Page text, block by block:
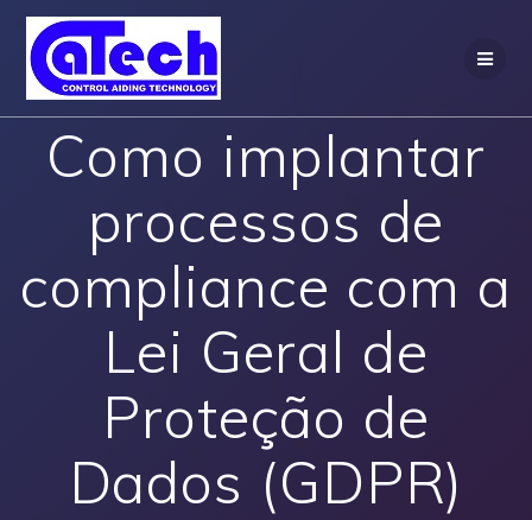
Como implantar
processos de
compliance com a
Lei Geral de
Proteção de
Dados (GDPR)